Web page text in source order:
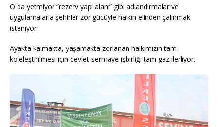
O da yetmiyor “rezerv yapı alanı” gibi adlandırmalar ve
uygulamalarla şehirler zor gücüyle halkın elinden çalınmak
isteniyor!
Ayakta kalmakta, yaşamakta zorlanan halkımızın tam
köleleştirilmesi için devlet-sermaye işbirliği tam gaz ilerliyor.